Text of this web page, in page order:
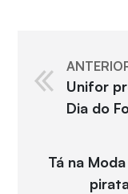
Unifor
Dia do
Tá na